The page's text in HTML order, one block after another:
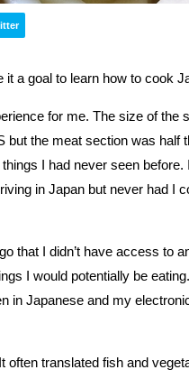
a goal to learn how to cook
for me. The size of the
the meat section was half
I had never seen before.
in Japan but never had I
that I didn’t have access to
I would potentially be
in Japanese and my
often translated fish and